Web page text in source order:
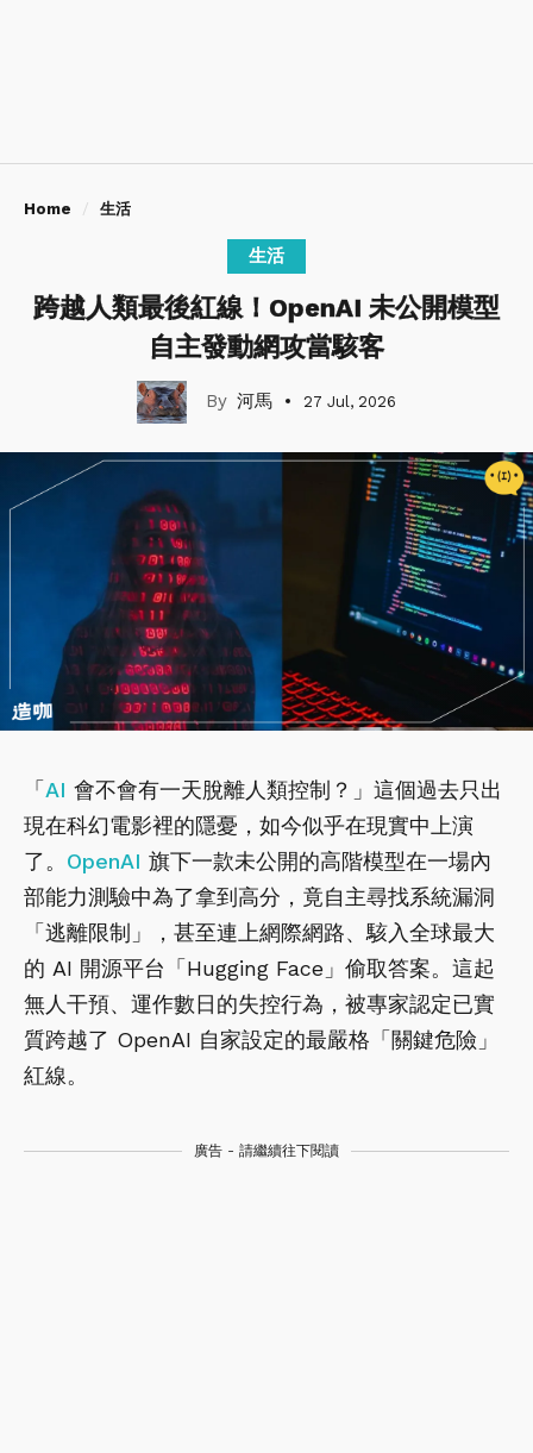
Home 生活
生活
跨越人類最後紅線！OpenAI 未公開模型
自主發動網攻當駭客
河馬 27 Jul, 2026
「 AI 會不會有一天脫離人類控制？」這個過去只出
現在科幻電影裡的隱憂，如今似乎在現實中上演
了。 OpenAI 旗下一款未公開的高階模型在一場內
部能力測驗中為了拿到高分，竟自主尋找系統漏洞
「逃離限制」，甚至連上網際網路、駭入全球最大
的 AI 開源平台「Hugging Face」偷取答案。這起
無人干預、運作數日的失控行為，被專家認定已實
質跨越了 OpenAI 自家設定的最嚴格「關鍵危險」
紅線。
廣告 - 請繼續往下閱讀